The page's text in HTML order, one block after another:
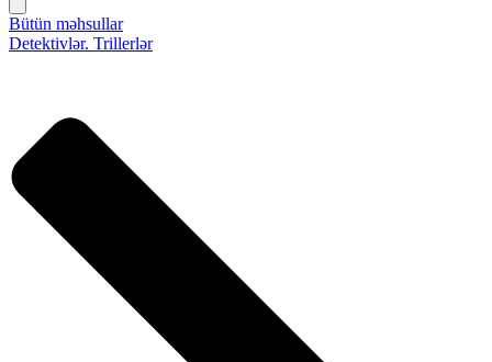
Bütün məhsullar
Detektivlər. Trillerlər